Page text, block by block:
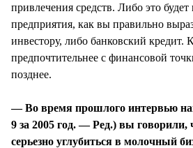
привлечения средств. Либо это будет
предприятия, как вы правильно
инвестору, либо банковский кредит.
предпочтительнее с финансовой
позднее.
— Во время прошлого интервью
9 за 2005 год. — Ред.) вы говорили,
серьезно углубиться в молочный